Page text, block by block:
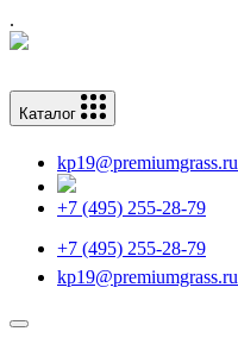
.
Каталог
kp19@premiumgrass.ru
+7 (495) 255-28-79
+7 (495) 255-28-79
kp19@premiumgrass.ru